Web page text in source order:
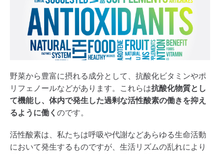
野菜から豊富に摂れる成分として、抗酸化ビタミンやポ
リフェノールなどがあります。これらは抗酸化物質とし
て機能し、体内で発生した過剰な活性酸素の働きを抑え
るように働く のです。
活性酸素は、私たちは呼吸や代謝などあらゆる生命活動
において発生するものですが、生活リズムの乱れにより